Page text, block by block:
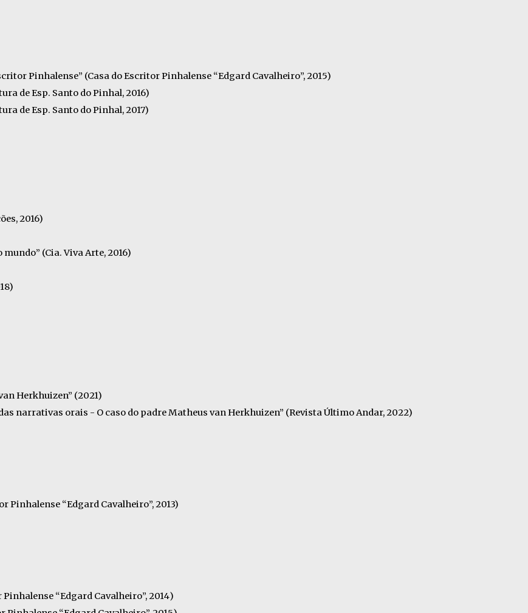
Pinhalense” (Casa do Escritor Pinhalense “Edgard Cavalheiro”, 2015)
de Esp. Santo do Pinhal, 2016)
de Esp. Santo do Pinhal, 2017)
2016)
(Cia. Viva Arte, 2016)
Herkhuizen” (2021)
narrativas orais - O caso do padre Matheus van Herkhuizen” (Revista Último Andar, 2022)
Pinhalense “Edgard Cavalheiro”, 2013)
“Edgard Cavalheiro”, 2014)